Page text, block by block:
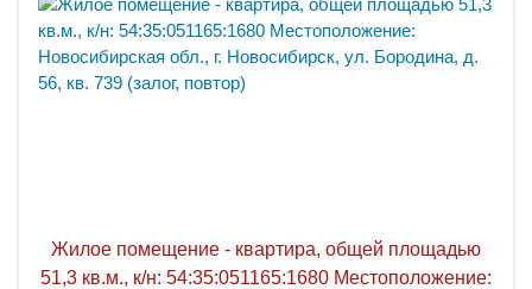
Жилое помещение - квартира, общей площадью
51,3 кв.м., к/н: 54:35:051165:1680 Местоположение: